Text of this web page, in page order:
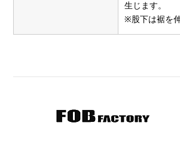
生じます。
※股下は裾を